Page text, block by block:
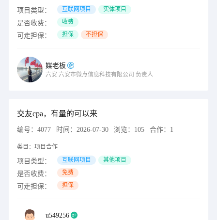
项目类型： 互联网项目 实体项目
是否收费： 收费
可走担保： 担保 不担保
媒老板
六安 六安市微点信息科技有限公司 负责人
交友cpa，有量的可以来
编号： 4077 时间： 2026-07-30 浏览： 105 合作： 1
类目： 项目合作
项目类型： 互联网项目 其他项目
是否收费： 免费
可走担保： 担保
u549256